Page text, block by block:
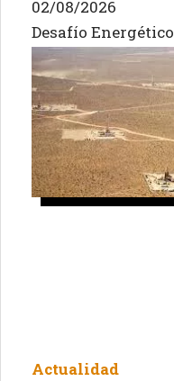
Desafío Energético
02/08/2026
Actualidad